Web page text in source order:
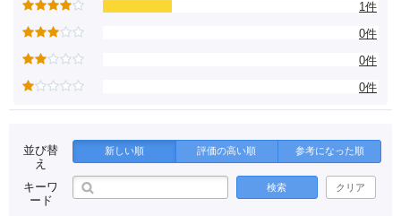
1件
0件
0件
0件
並び替
え
新しい順 評価の高い順 参考になった順
キーワ
ード
検索 クリア